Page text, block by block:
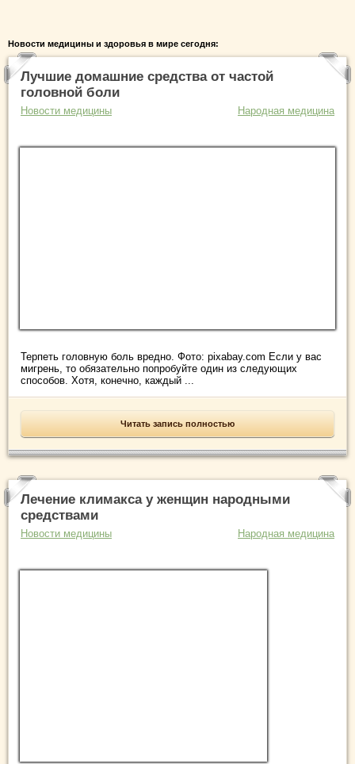
Новости медицины и здоровья в мире сегодня:
Лучшие домашние средства от частой
головной боли
Новости медицины Народная медицина
Терпеть головную боль вредно. Фото: pixabay.com Если у вас
мигрень, то обязательно попробуйте один из следующих
способов. Хотя, конечно, каждый ...
Читать запись полностью
Лечение климакса у женщин народными
средствами
Новости медицины Народная медицина